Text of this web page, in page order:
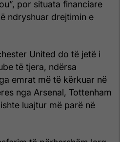
por situata financiare
ndryshuar drejtimin e
United do të jetë i
të tjera, ndërsa
emrat më të kërkuar në
nga Arsenal, Tottenham
luajtur më parë në